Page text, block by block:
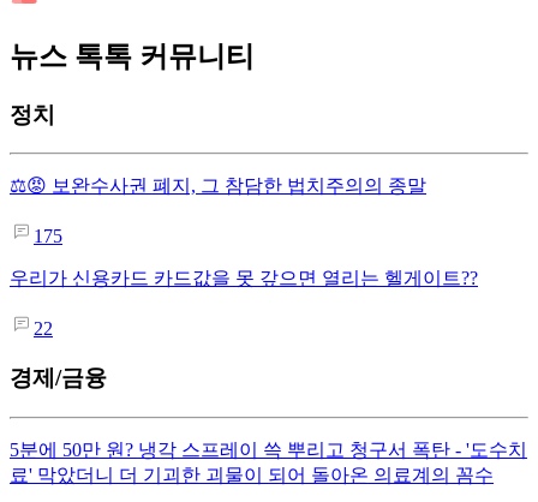
뉴스 톡톡 커뮤니티
정치
⚖️😡 보완수사권 폐지, 그 참담한 법치주의의 종말
175
우리가 신용카드 카드값을 못 갚으면 열리는 헬게이트??
22
경제/금융
5분에 50만 원? 냉각 스프레이 쓱 뿌리고 청구서 폭탄 - '도수치
료' 막았더니 더 기괴한 괴물이 되어 돌아온 의료계의 꼼수